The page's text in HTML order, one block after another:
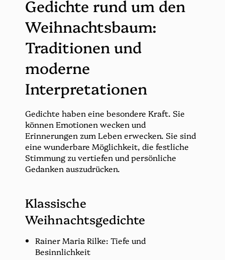
Gedichte rund um den
Weihnachtsbaum:
Traditionen und
moderne
Interpretationen
Gedichte haben eine besondere Kraft. Sie
können Emotionen wecken und
Erinnerungen zum Leben erwecken. Sie sind
eine wunderbare Möglichkeit, die festliche
Stimmung zu vertiefen und persönliche
Gedanken auszudrücken.
Klassische
Weihnachtsgedichte
Rainer Maria Rilke: Tiefe und
Besinnlichkeit